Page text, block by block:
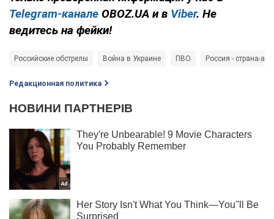
Telegram-канале OBOZ.UA и в Viber. Не
ведитесь на фейки!
Российские обстрелы Война в Украине ПВО Россия - страна-
Редакционная политика